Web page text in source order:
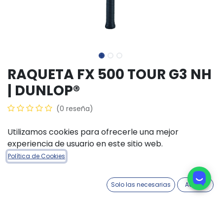
RAQUETA FX 500 TOUR G3 NH
| DUNLOP®
(0 reseña)
$468.900,00
Utilizamos cookies para ofrecerle una mejor
experiencia de usuario en este sitio web.
Política de Cookies
Solo las necesarias Acepto